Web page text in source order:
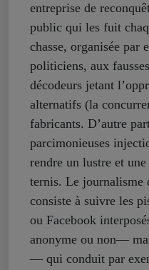
entreprise de
public qui les fuit
chasse, organisée par
politiciens, aux
décodeurs jetant
alternatifs (la
fabricants. D’autre
parcimonieuses
rendre un lustre et
ternis. Le journalisme
consiste à suivre les
ou Facebook
anonyme ou non—
— qui conduit par